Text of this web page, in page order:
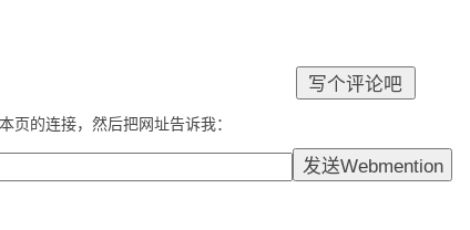
页的连接，然后把网址告诉我：